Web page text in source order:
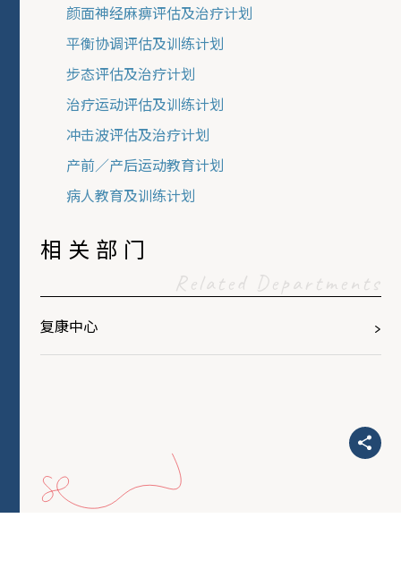
颜面神经麻痹评估及治疗计划
平衡协调评估及训练计划
步态评估及治疗计划
治疗运动评估及训练计划
冲击波评估及治疗计划
产前／产后运动教育计划
病人教育及训练计划
相关部门
Related Departments
复康中心